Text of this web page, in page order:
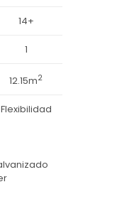
14+
1
12.15m2
Flexibilidad